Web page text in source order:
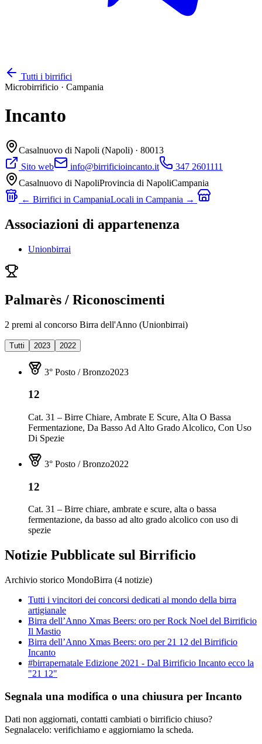
Tutti i birrifici
Microbirrificio · Campania
Incanto
Casalnuovo di Napoli (Napoli) · 80013
Sito web
info@birrificioincanto.it
347 2601111
Casalnuovo di NapoliProvincia di NapoliCampania
← Birrifici in CampaniaLocali in Campania →
Associazioni di appartenenza
Unionbirrai
Palmarès / Riconoscimenti
2 premi al concorso Birra dell'Anno (Unionbirrai)
Tutti 2023 2022
3° Posto / Bronzo2023
12
Cat. 31 – Birre Chiare, Ambrate E Scure, Alta O Bassa
Fermentazione, Da Basso Ad Alto Grado Alcolico, Con Uso
Di Spezie
3° Posto / Bronzo2022
12
Cat. 31 – Birre chiare, ambrate e scure, alta o bassa
fermentazione, da basso ad alto grado alcolico con uso di
spezie
Notizie Pubblicate sul Birrificio
Archivio storico MondoBirra (4 notizie)
Tutti i vincitori dei concorsi dedicati al mondo della birra
artigianale
Birra dell’Anno Xmas Beers: oro per Rock Noel del Birrificio
Il Mastio
Birra dell’Anno Xmas Beers: oro per 21 12 del Birrificio
Incanto
#birrapernatale Edizione 2021 - Dal Birrificio Incanto ecco la
"21 12"
Segnala una modifica o una chiusura per Incanto
Dati non aggiornati, contatti cambiati o birrificio chiuso?
Segnalacelo: verifichiamo e aggiorniamo la scheda.